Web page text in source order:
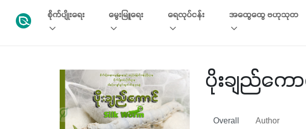
စိုက်ပျိုးရေး မွေးမြူရေး ရေလုပ်ငန်း အထွေထွေ ဗဟုသုတ
ပိုးချည်ကေ
Overall Author